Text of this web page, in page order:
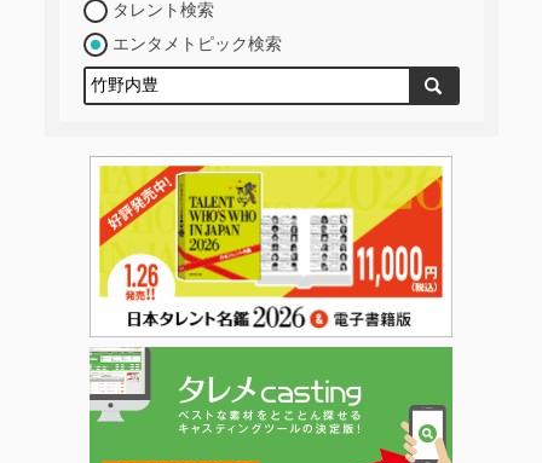
タレント検索
エンタメトピック検索